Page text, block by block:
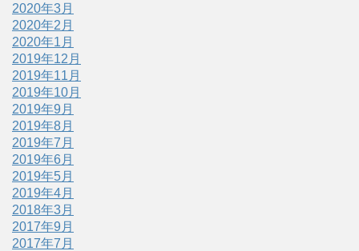
2020年3月
2020年2月
2020年1月
2019年12月
2019年11月
2019年10月
2019年9月
2019年8月
2019年7月
2019年6月
2019年5月
2019年4月
2018年3月
2017年9月
2017年7月